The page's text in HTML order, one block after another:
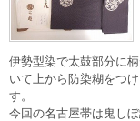
伊勢型染で太鼓部分に
いて上から防染糊をつ
す。
今回の名古屋帯は鬼し